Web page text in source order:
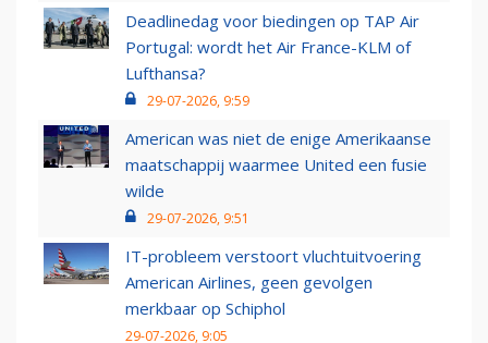
Deadlinedag voor biedingen op TAP Air
Portugal: wordt het Air France-KLM of
Lufthansa?
29-07-2026, 9:59
American was niet de enige Amerikaanse
maatschappij waarmee United een fusie
wilde
29-07-2026, 9:51
IT-probleem verstoort vluchtuitvoering
American Airlines, geen gevolgen
merkbaar op Schiphol
29-07-2026, 9:05